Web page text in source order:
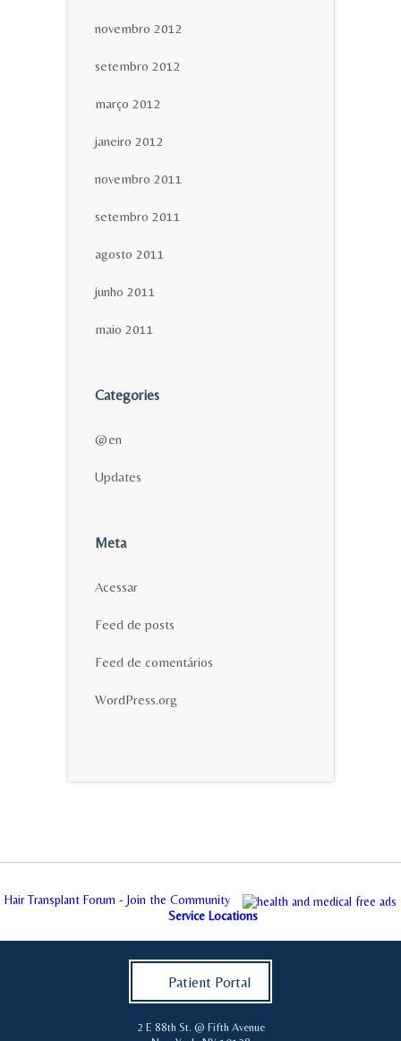
novembro 2012
setembro 2012
março 2012
janeiro 2012
novembro 2011
setembro 2011
agosto 2011
junho 2011
maio 2011
Categories
@en
Updates
Meta
Acessar
Feed de posts
Feed de comentários
WordPress.org
Hair Transplant Forum - Join the Community
Service Locations
Patient Portal
2 E 88th St. @ Fifth Avenue